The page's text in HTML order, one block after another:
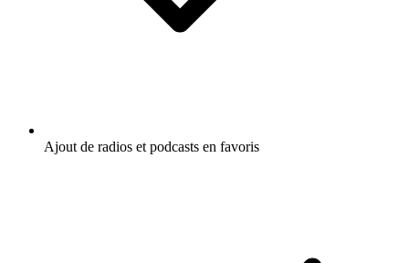
Ajout de radios et podcasts en favoris